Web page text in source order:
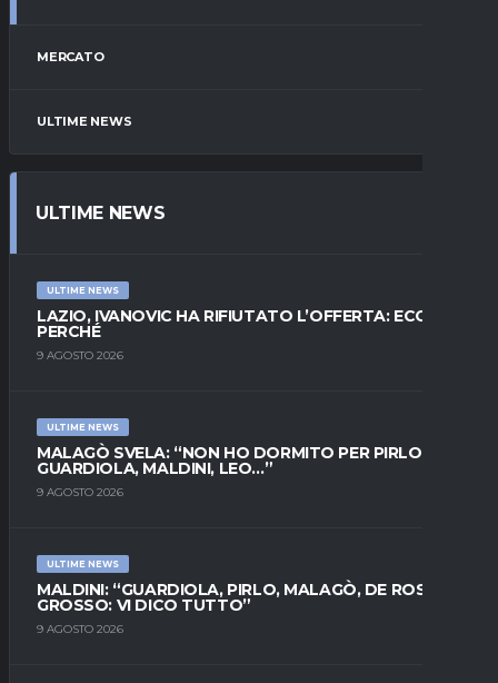
MERCATO
ULTIME NEWS
ULTIME NEWS
ULTIME NEWS
LAZIO, IVANOVIC HA RIFIUTATO L’OFFERTA: ECCO
PERCHÉ
9 AGOSTO 2026
ULTIME NEWS
MALAGÒ SVELA: “NON HO DORMITO PER PIRLO.
GUARDIOLA, MALDINI, LEO…”
9 AGOSTO 2026
ULTIME NEWS
MALDINI: “GUARDIOLA, PIRLO, MALAGÒ, DE ROSSI E
GROSSO: VI DICO TUTTO”
9 AGOSTO 2026